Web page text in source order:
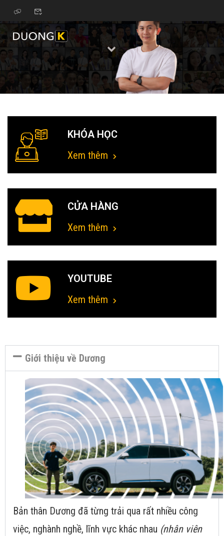
KHÓA HỌC
Xem thêm
CỬA HÀNG
Xem thêm
YOUTUBE
Xem thêm
Giới thiệu về Dương
Bản thân Dương đã từng trải qua rất nhiều công
việc, nghành nghề, lĩnh vực khác nhau (nhân viên